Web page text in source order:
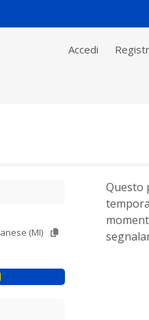
Accedi
(MI)
Questo